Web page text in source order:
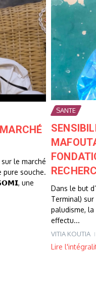
le marché
pure souche.
une
SANTE
Dans le but
Terminal)
paludisme,
effectu...
VITIA KOUTIA
Lire